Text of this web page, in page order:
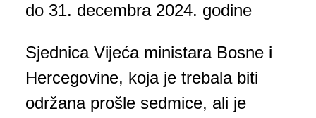
do 31. decembra 2024. godine
Sjednica Vijeća ministara Bosne i
Hercegovine, koja je trebala biti
održana prošle sedmice, ali je